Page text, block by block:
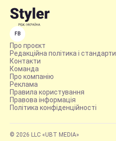
FB
Про проєкт
Редакційна політика і стандарти
Контакти
Команда
Про компанію
Реклама
Правила користування
Правова інформація
Політика конфіденційності
© 2026 LLC «UBT MEDIA»